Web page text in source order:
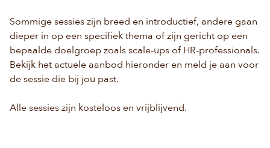
Sommige sessies zijn breed en introductief, andere gaan
dieper in op een specifiek thema of zijn gericht op een
bepaalde doelgroep zoals scale-ups of HR-professionals.
Bekijk het actuele aanbod hieronder en meld je aan voor
de sessie die bij jou past.
Alle sessies zijn kosteloos en vrijblijvend.